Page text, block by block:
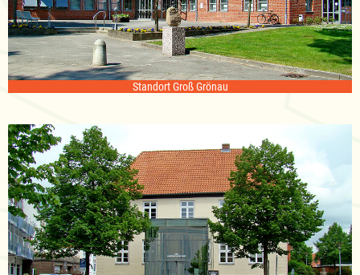
Standort Groß Grönau